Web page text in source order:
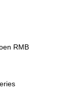
RMB